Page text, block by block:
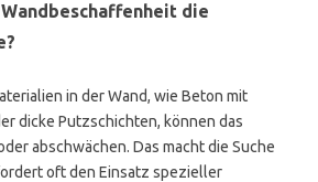
die
in der Wand, wie Beton mit
dicke Putzschichten, können das
abschwächen. Das macht die Suche
oft den Einsatz spezieller